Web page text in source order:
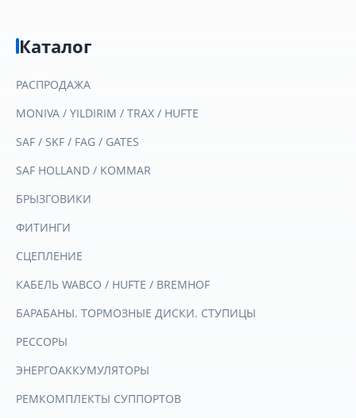
Каталог
РАСПРОДАЖА
MONIVA / YILDIRIM / TRAX / HUFTE
SAF / SKF / FAG / GATES
SAF HOLLAND / KOMMAR
БРЫЗГОВИКИ
ФИТИНГИ
СЦЕПЛЕНИЕ
КАБЕЛЬ WABCO / HUFTE / BREMHOF
БАРАБАНЫ. ТОРМОЗНЫЕ ДИСКИ. СТУПИЦЫ
РЕССОРЫ
ЭНЕРГОАККУМУЛЯТОРЫ
РЕМКОМПЛЕКТЫ СУППОРТОВ